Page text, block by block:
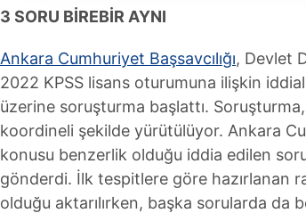
reklam/pazarlama faaliyetlerinin yapılması,
Çerezlere ilişkin tercihlerinizi aşağıda yer
butonuna tıklayabilir,
Çerez Bilgilendirme
6698 sayılı Kişisel Verilerin Korunması
mevzuata uygun olarak kullanılan
3 SORU BİREBİR AYNI
Ankara Cumhuriyet Başsavcılığı, Devlet
2022 KPSS lisans oturumuna ilişkin
üzerine soruşturma başlattı. Soruşturma,
koordineli şekilde yürütülüyor. Ankara
konusu benzerlik olduğu iddia edilen
gönderdi. İlk tespitlere göre hazırlanan
olduğu aktarılırken, başka sorularda da